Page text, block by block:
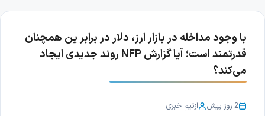
با وجود مداخله در بازار ارز، دلار در برابر ین همچنان
قدرتمند است؛ آیا گزارش NFP روند جدیدی ایجاد
می‌کند؟
2 روز پیش ازتیم خبری